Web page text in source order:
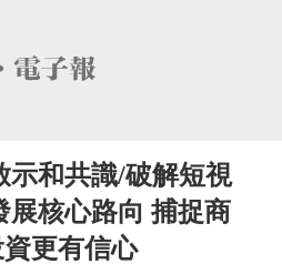
和共識/破解短視
展核心路向 捕捉商
更有信心